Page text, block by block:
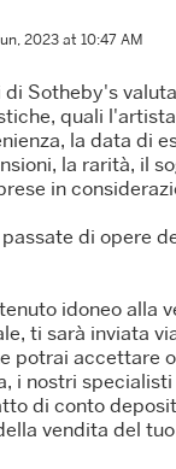
2023 at 10:47 AM
Sotheby's
quali
la data di
la rarità, il
in
di opere
idoneo alla
ti sarà inviata
potrai accettare
i nostri
di conto
vendita del